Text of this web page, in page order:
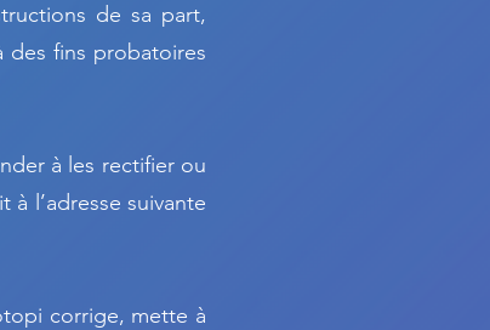
de sa part,
des fins probatoires
à les rectifier ou
à l’adresse suivante
corrige, mette à